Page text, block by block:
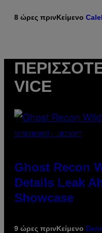
8 ώρες πρινΚείμενο
VICE
SCREENSHOT: UBISOFT
Ghost Recon
Details Leak
Showcase
9 ώρες πρινΚείμενο